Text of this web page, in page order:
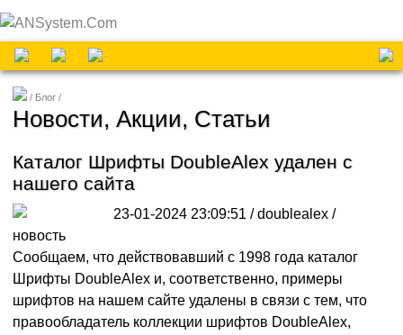
Блог
Новости, Акции, Статьи
Каталог Шрифты DoubleAlex удален с
нашего сайта
23-01-2024 23:09:51 / doublealex /
новость
Сообщаем, что действовавший с 1998 года каталог
Шрифты DoubleAlex и, соответственно, примеры
шрифтов на нашем сайте удалены в связи с тем, что
правообладатель коллекции шрифтов DoubleAlex,